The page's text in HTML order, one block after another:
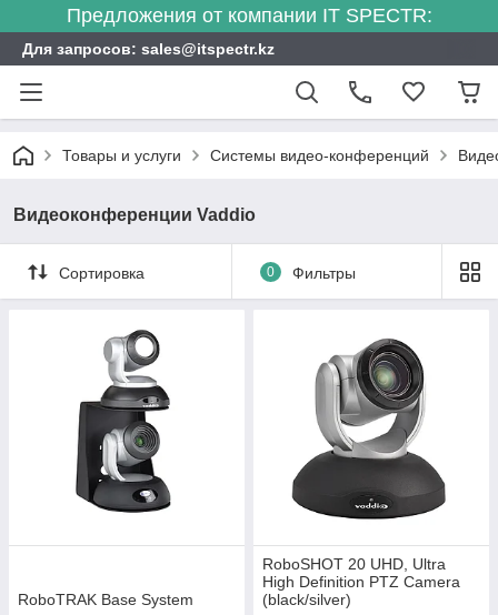
Предложения от компании IT SPECTR:
Для запросов: sales@itspectr.kz
Товары и услуги Системы видео-конференций
Видеоконференции Vaddio
Сортировка 0 Фильтры
RoboTRAK Base System
RoboSHOT 20 UHD, Ultra
High Definition PTZ Camera
(black/silver)